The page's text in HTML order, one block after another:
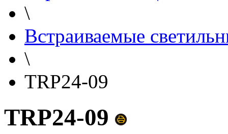
\
Встраиваемые
\
TRP24-09
TRP24-09